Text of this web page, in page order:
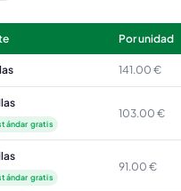
Por unidad
141.00 €
gratis
103.00 €
gratis
91.00 €